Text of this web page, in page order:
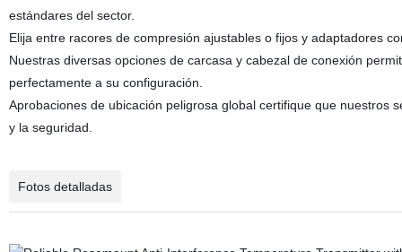
estándares del sector.
Elija entre racores de compresión ajustables o fijos y adaptadores
Nuestras diversas opciones de carcasa y cabezal de conexión
perfectamente a su configuración.
Aprobaciones de ubicación peligrosa global certifique que nuestros
y la seguridad.
Fotos detalladas